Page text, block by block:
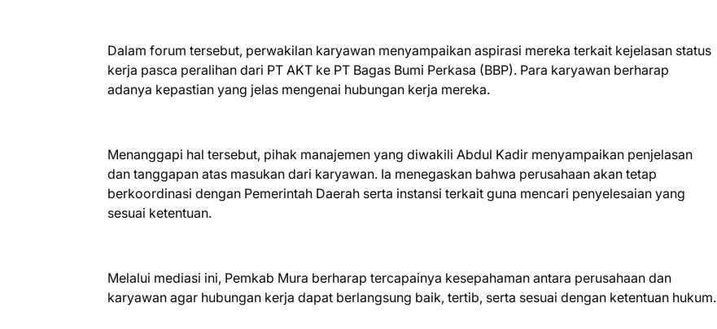
Dalam forum tersebut, perwakilan karyawan menyampaikan aspirasi mereka terkait kejelasan status
kerja pasca peralihan dari PT AKT ke PT Bagas Bumi Perkasa (BBP). Para karyawan berharap
adanya kepastian yang jelas mengenai hubungan kerja mereka.
Menanggapi hal tersebut, pihak manajemen yang diwakili Abdul Kadir menyampaikan penjelasan
dan tanggapan atas masukan dari karyawan. Ia menegaskan bahwa perusahaan akan tetap
berkoordinasi dengan Pemerintah Daerah serta instansi terkait guna mencari penyelesaian yang
sesuai ketentuan.
Melalui mediasi ini, Pemkab Mura berharap tercapainya kesepahaman antara perusahaan dan
karyawan agar hubungan kerja dapat berlangsung baik, tertib, serta sesuai dengan ketentuan hukum.